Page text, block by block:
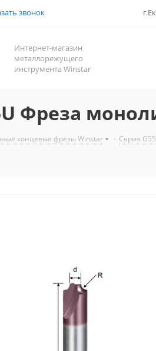
звонок
Интернет-магазин
металлорежущего
инструмента Winstar
Фреза
концевые фрезы Winstar - Серия